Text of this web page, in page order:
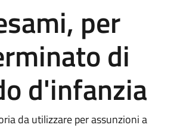
per
di
d'infanzia
da utilizzare per assunzioni a